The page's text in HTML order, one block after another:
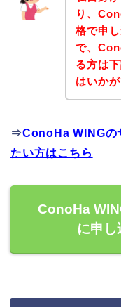
り、
格で申
で、
る方は
はいか
⇒ConoHa WINGの
たい方はこちら
ConoHa
に申し